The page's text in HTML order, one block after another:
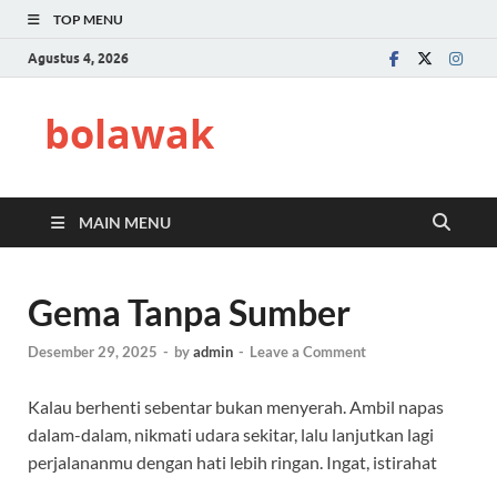
TOP MENU
Agustus 4, 2026
bolawak
MAIN MENU
Gema Tanpa Sumber
Desember 29, 2025 - byadmin - Leave a Comment
Kalau berhenti sebentar bukan menyerah. Ambil napas
dalam-dalam, nikmati udara sekitar, lalu lanjutkan lagi
perjalananmu dengan hati lebih ringan. Ingat, istirahat